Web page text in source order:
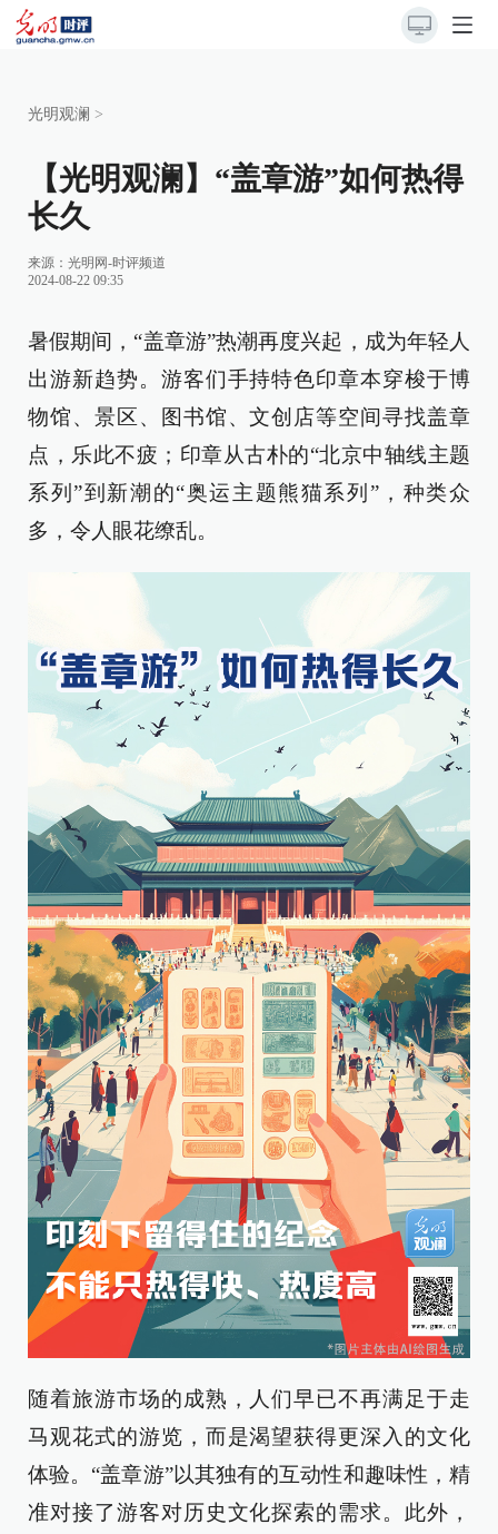
光明观澜 >
【光明观澜】“盖章游”如何热得
长久
来源： 光明网-时评频道
2024-08-22 09:35
暑假期间，“盖章游”热潮再度兴起，成为年轻人
出游新趋势。游客们手持特色印章本穿梭于博
物馆、景区、图书馆、文创店等空间寻找盖章
点，乐此不疲；印章从古朴的“北京中轴线主题
系列”到新潮的“奥运主题熊猫系列”，种类众
多，令人眼花缭乱。
随着旅游市场的成熟，人们早已不再满足于走
马观花式的游览，而是渴望获得更深入的文化
体验。“盖章游”以其独有的互动性和趣味性，精
准对接了游客对历史文化探索的需求。此外，